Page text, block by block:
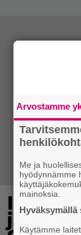
IL:
jälleen
Arvostamme
Me ja
hyödynnämme
mainoksia.
Käytämme